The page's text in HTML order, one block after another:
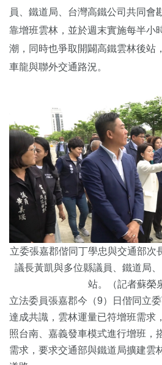
員、鐵道局、台灣高鐵公司共同會
靠增班雲林，並於週末實施每半小
潮，同時也爭取開闢高鐵雲林後站
車龍與聯外交通路況。
立委張嘉郡偕同丁學忠與交通部次
議長黃凱與多位縣議員、鐵道局
站。（記者蘇榮
立法委員張嘉郡今（9）日偕同立
達成共識，雲林運量已符增班需求
照台南、嘉義發車模式進行增班，
需求，要求交通部與鐵道局擴建雲